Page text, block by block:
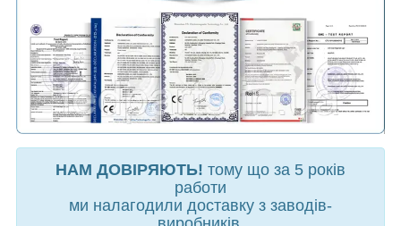
НАМ ДОВІРЯЮТЬ! тому що за 5 років
работи
ми налагодили доставку з заводів-